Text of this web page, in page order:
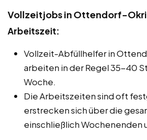
Vollzeitjobs in Ottendorf-
Arbeitszeit:
Vollzeit-Abfüllhelfer in
arbeiten in der Regel 35-40
Woche.
Die Arbeitszeiten sind oft
erstrecken sich über die
einschließlich Wochenenden